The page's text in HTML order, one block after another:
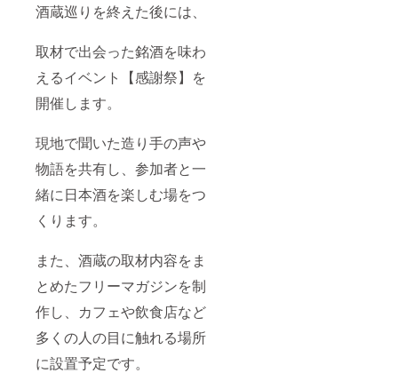
酒蔵巡りを終えた後には、
取材で出会った銘酒を味わ
えるイベント【感謝祭】を
開催します。
現地で聞いた造り手の声や
物語を共有し、参加者と一
緒に日本酒を楽しむ場をつ
くります。
また、酒蔵の取材内容をま
とめたフリーマガジンを制
作し、カフェや飲食店など
多くの人の目に触れる場所
に設置予定です。